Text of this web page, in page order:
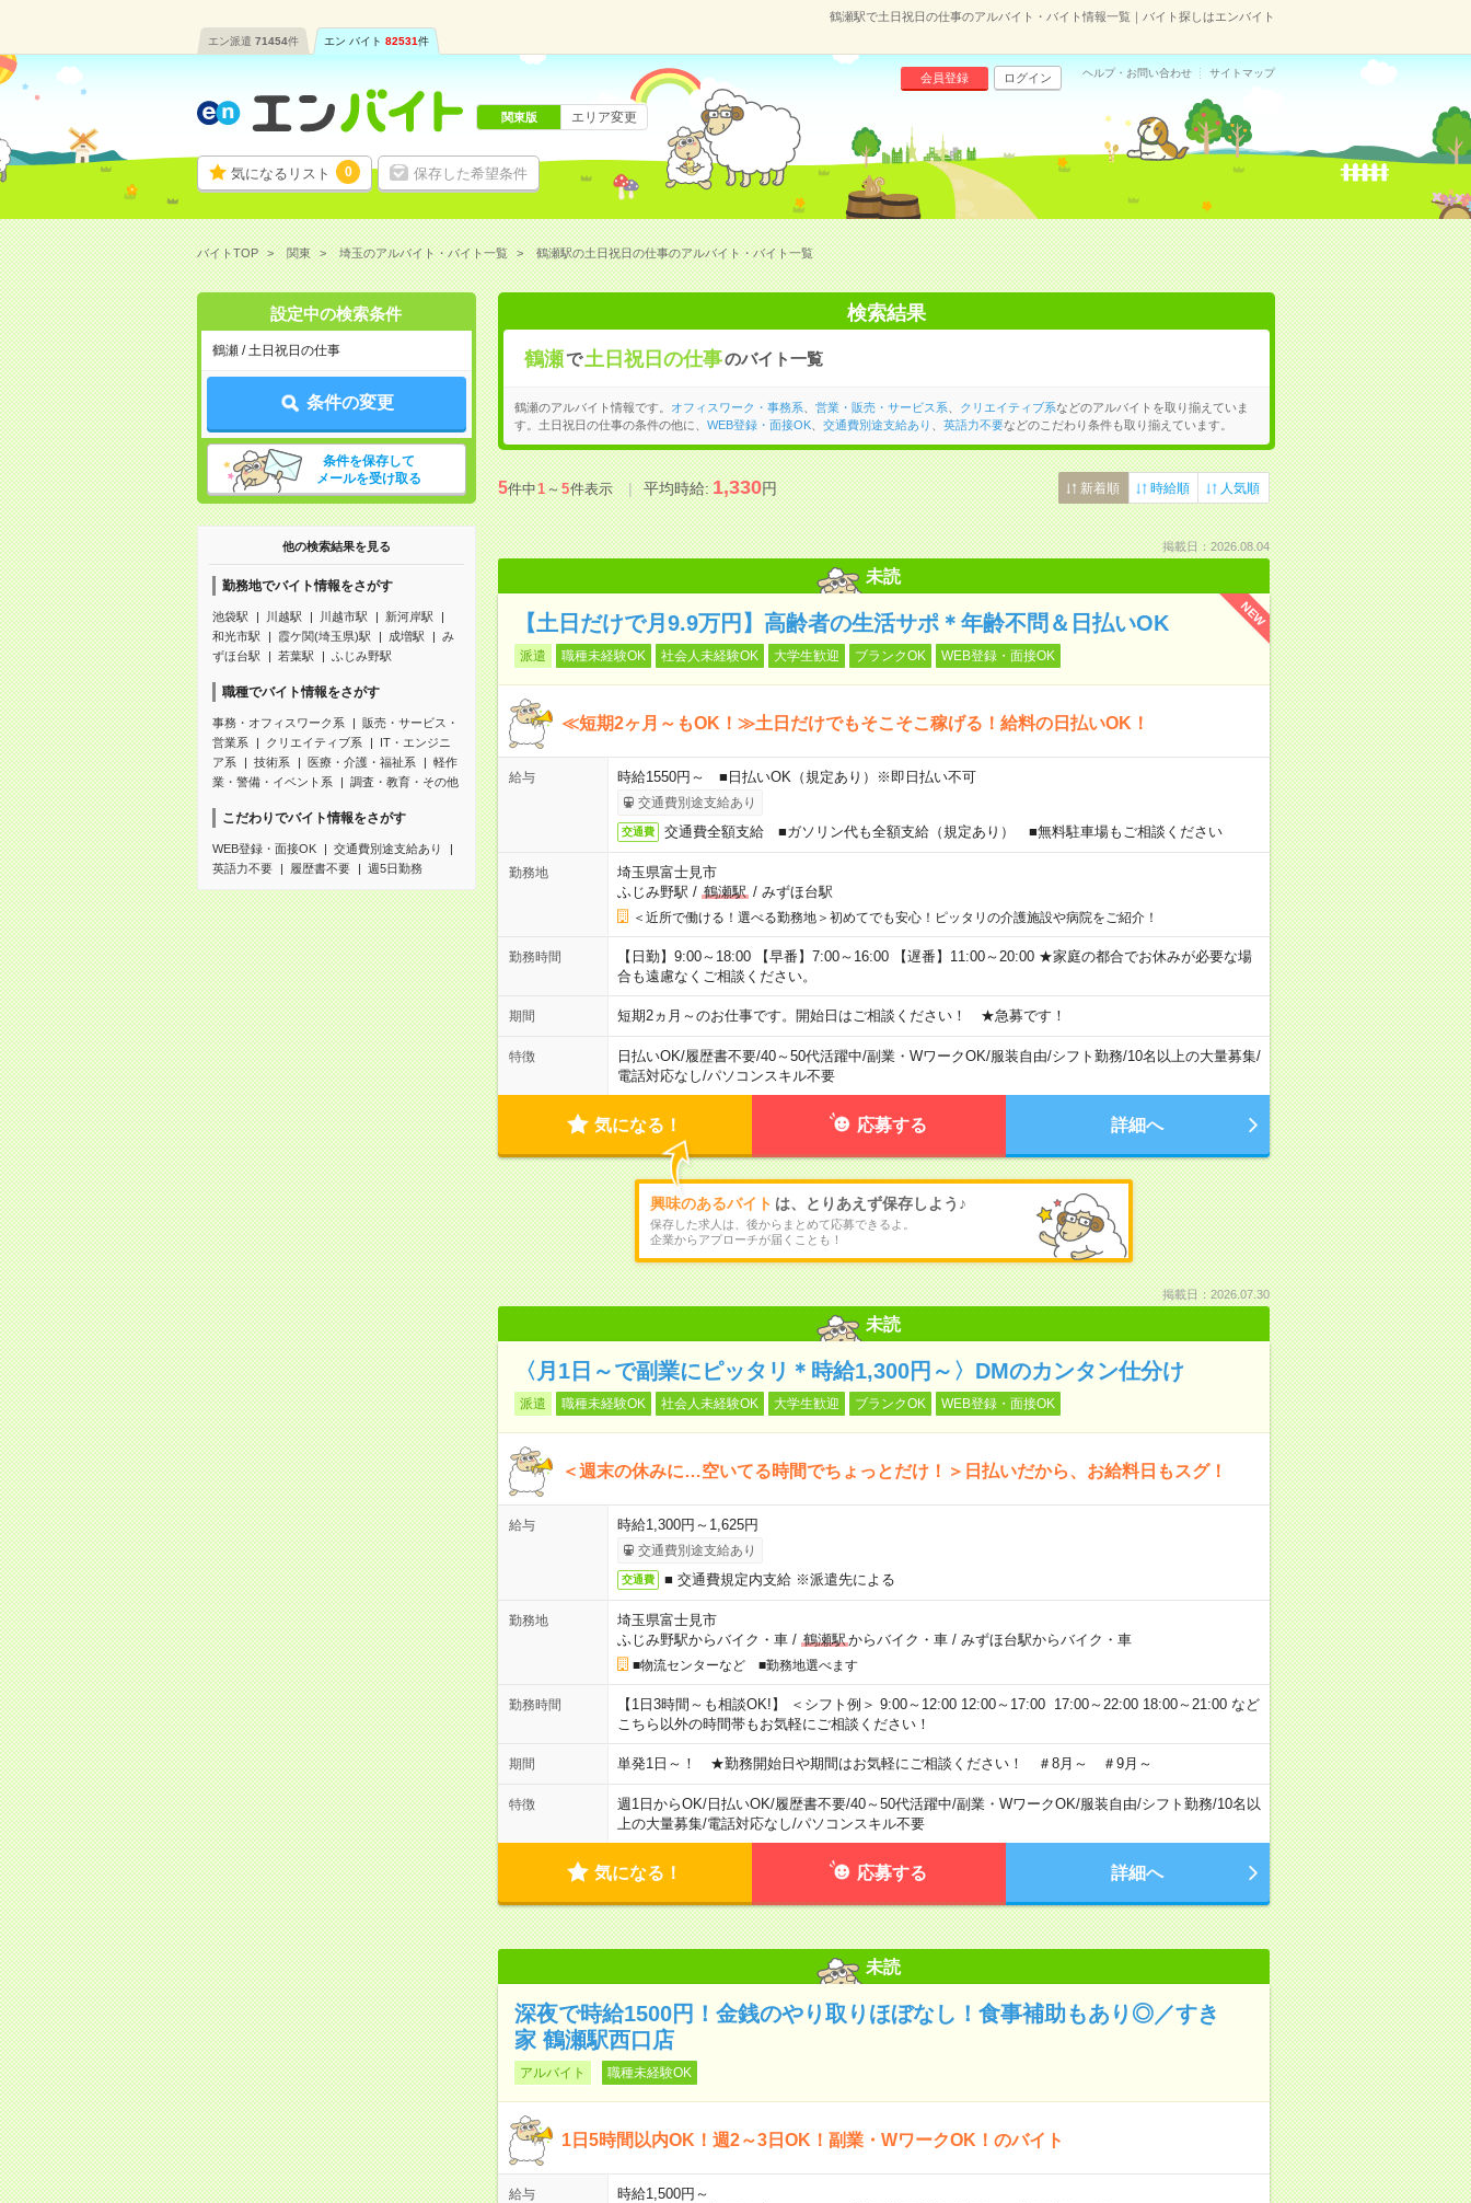
鶴瀬駅で土日祝日の仕事のアルバイト・バイト情報一覧｜バイト探しはエンバイト
エン派遣 71454件 エン バイト 82531件
気になるリスト 0 保存した希望条件
会員登録 ログイン ヘルプ・お問い合わせ サイトマップ
関東版 エリア変更
バイトTOP 関東 埼玉のアルバイト・バイト一覧 鶴瀬駅の土日祝日の仕事のアルバイト・バイト一覧
設定中の検索条件
鶴瀬 / 土日祝日の仕事
条件の変更
条件を保存して
メールを受け取る
他の検索結果を見る
勤務地でバイト情報をさがす
池袋駅 川越駅 川越市駅
新河岸駅
和光市駅
霞ケ関(埼玉県)駅 成増駅
み
ずほ台駅
若葉駅 ふじみ野駅
職種でバイト情報をさがす
事務・オフィスワーク系
販売・サービス・
営業系
クリエイティブ系
IT・エンジニ
ア系
技術系 医療・介護・福祉系
軽作
業・警備・イベント系
調査・教育・その他
こだわりでバイト情報をさがす
WEB登録・面接OK
交通費別途支給あり
英語力不要
履歴書不要 週5日勤務
検索結果
鶴瀬で 土日祝日の仕事のバイト一覧
鶴瀬のアルバイト情報です。 オフィスワーク・事務系 営業・販売・サービス系 クリエイティブ系などのアルバイトを取り揃えていま
す。土日祝日の仕事の条件の他に、 WEB登録・面接OK、 交通費別途支給あり 英語力不要などのこだわり条件も取り揃えています。
5件中1～5件表示 平均時給:1,330円 新着順 時給順 人気順
掲載日：2026.08.04
未読
NEW
【土日だけで月9.9万円】高齢者の生活サポ＊年齢不問＆日払いOK
派遣 職種未経験OK 社会人未経験OK 大学生歓迎 ブランクOK WEB登録・面接OK
≪短期2ヶ月～もOK！≫土日だけでもそこそこ稼げる！給料の日払いOK！
給与 時給1550円～ ■日払いOK（規定あり）※即日払い不可
交通費別途支給あり
交通費 交通費全額支給 ■ガソリン代も全額支給（規定あり） ■無料駐車場もご相談ください
勤務地
埼玉県富士見市
ふじみ野駅 / 鶴瀬駅/ みずほ台駅
＜近所で働ける！選べる勤務地＞初めてでも安心！ピッタリの介護施設や病院をご紹介！
勤務時間
【日勤】9:00～18:00 【早番】7:00～16:00 【遅番】11:00～20:00 ★家庭の都合でお休みが必要な場
合も遠慮なくご相談ください。
期間 短期2ヵ月～のお仕事です。開始日はご相談ください！ ★急募です！
特徴 日払いOK/履歴書不要/40～50代活躍中/副業・WワークOK/服装自由/シフト勤務/10名以上の大量募集/
電話対応なし/パソコンスキル不要
気になる！ 応募する 詳細へ
興味のあるバイト は、とりあえず保存しよう♪
保存した求人は、後からまとめて応募できるよ。
企業からアプローチが届くことも！
掲載日：2026.07.30
未読
〈月1日～で副業にピッタリ＊時給1,300円～〉DMのカンタン仕分け
派遣 職種未経験OK 社会人未経験OK 大学生歓迎 ブランクOK WEB登録・面接OK
＜週末の休みに…空いてる時間でちょっとだけ！＞日払いだから、お給料日もスグ！
給与 時給1,300円～1,625円
交通費別途支給あり
交通費 ■ 交通費規定内支給 ※派遣先による
勤務地
埼玉県富士見市
ふじみ野駅からバイク・車/ 鶴瀬駅からバイク・車/ みずほ台駅からバイク・車
■物流センターなど ■勤務地選べます
勤務時間
【1日3時間～も相談OK!】 ＜シフト例＞ 9:00～12:00 12:00～17:00 17:00～22:00 18:00～21:00 など
こちら以外の時間帯もお気軽にご相談ください！
期間 単発1日～！ ★勤務開始日や期間はお気軽にご相談ください！ ＃8月～ ＃9月～
特徴 週1日からOK/日払いOK/履歴書不要/40～50代活躍中/副業・WワークOK/服装自由/シフト勤務/10名以
上の大量募集/電話対応なし/パソコンスキル不要
気になる！ 応募する 詳細へ
未読
深夜で時給1500円！金銭のやり取りほぼなし！食事補助もあり◎／すき
家 鶴瀬駅西口店
アルバイト 職種未経験OK
1日5時間以内OK！週2～3日OK！副業・WワークOK！のバイト
給与
時給1,500円～